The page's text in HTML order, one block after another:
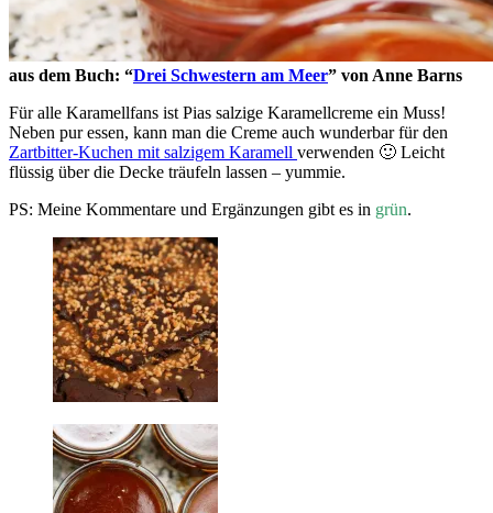
aus dem Buch: “Drei Schwestern am Meer” von Anne Barns
Für alle Karamellfans ist Pias salzige Karamellcreme ein Muss!
Neben pur essen, kann man die Creme auch wunderbar für den
Zartbitter-Kuchen mit salzigem Karamell verwenden 🙂 Leicht
flüssig über die Decke träufeln lassen – yummie.
PS: Meine Kommentare und Ergänzungen gibt es in grün.